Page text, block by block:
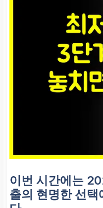
이번 시간에는
출의 현명한 선